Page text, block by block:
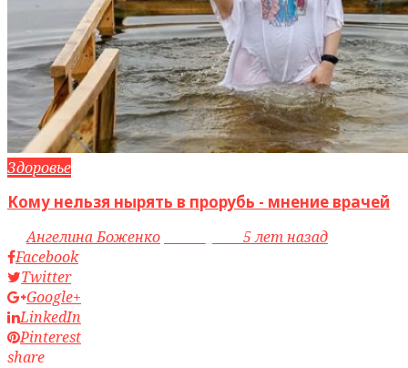
Здоровье
Кому нельзя нырять в прорубь - мнение врачей
byАнгелина Боженко
5 лет назад
Facebook
Twitter
Google+
LinkedIn
Pinterest
share